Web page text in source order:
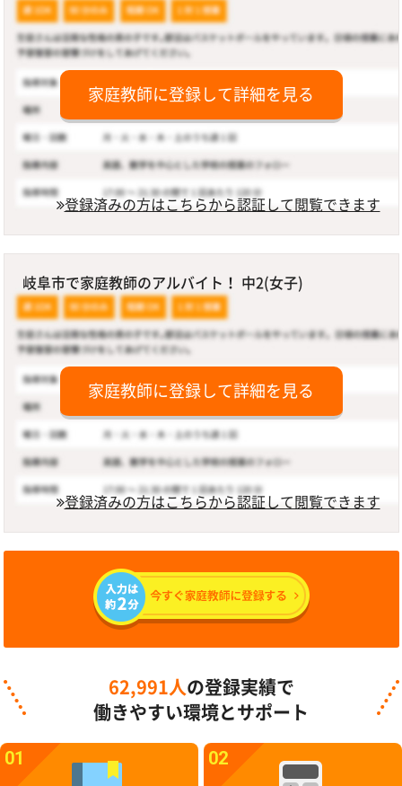
家庭教師に登録して詳細を見る
登録済みの方はこちらから認証して閲覧できます
岐阜市で家庭教師のアルバイト！ 中2(女子)
家庭教師に登録して詳細を見る
登録済みの方はこちらから認証して閲覧できます
62,991人 の登録実績で
働きやすい環境とサポート
01 02